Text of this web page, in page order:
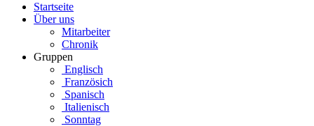
Startseite
Über uns
Mitarbeiter
Chronik
Gruppen
Englisch
Französich
Spanisch
Italienisch
Sonntag